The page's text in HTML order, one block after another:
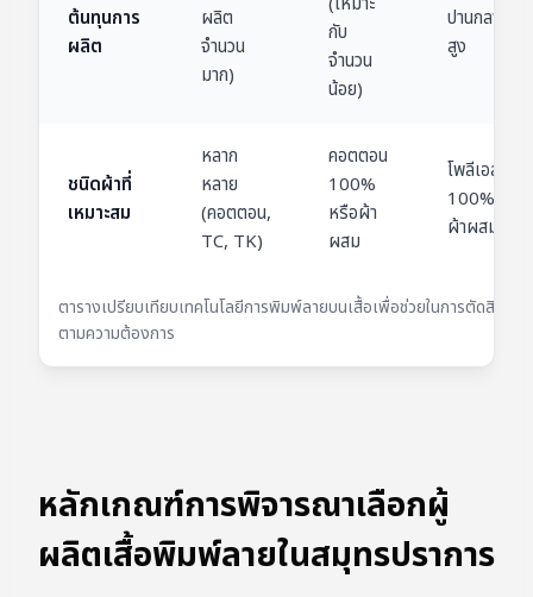
ตารางเปรียบเทียบเทคโนโลยีการพิมพ์ลายบนเสื้อเพื่อช่วยในการตัดสินใจ
ตามความต้องการ
ต้นทุนการ
ผลิต
ผลิต
จำนวน
มาก)
กับ
จำนวน
น้อย)
ปานกลางถึง
สูง
ชนิดผ้าที่
เหมาะสม
หลาก
หลาย
(คอตตอน,
TC, TK)
คอตตอน
100%
หรือผ้า
ผสม
โพลีเอสเตอ
100% หรือ
ผ้าผสม
หลักเกณฑ์การพิจารณาเลือกผู้
ผลิตเสื้อพิมพ์ลายในสมุทรปราการ